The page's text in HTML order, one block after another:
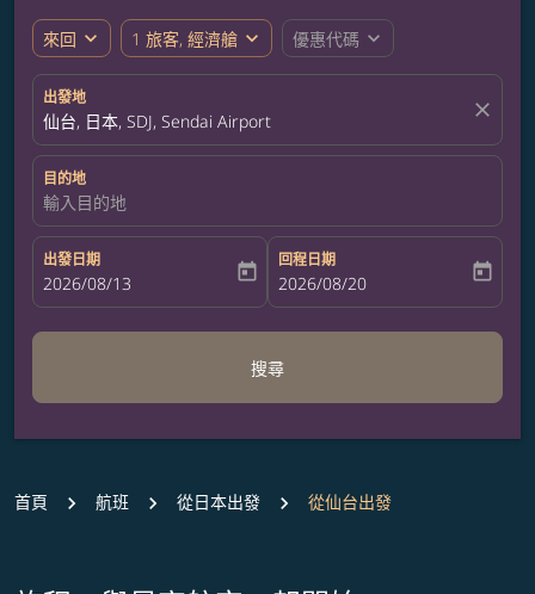
來回 expand_more 1 旅客, 經濟艙 expand_more 優惠代碼 expand_more
出發地
仙台, 日本, SDJ, Sendai Airport close
目的地
輸入目的地
出發日期
fc-booking-departure-date-aria-label
2026/08/13 today
回程日期
fc-booking-return-date-aria-label
2026/08/20 today
搜尋
首頁 航班 從日本出發 從仙台出發